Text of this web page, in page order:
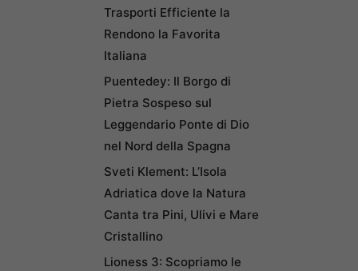
Trasporti Efficiente la
Rendono la Favorita
Italiana
Puentedey: Il Borgo di
Pietra Sospeso sul
Leggendario Ponte di Dio
nel Nord della Spagna
Sveti Klement: L’Isola
Adriatica dove la Natura
Canta tra Pini, Ulivi e Mare
Cristallino
Lioness 3: Scopriamo le